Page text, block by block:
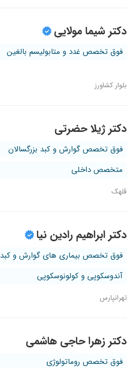
دکتر شیما مولایی
فوق تخصص غدد و متابولیسم بالغین
بلوار کشاورز
دکتر ژیلا حضرتی
فوق تخصص گوارش و کبد بزرگسالان
متخصص داخلی
قلهک
دکتر ابراهیم رادین نیا
فوق تخصص بیماری های گوارش و کبد
آندوسکوپی و کولونوسکوپی
تهرانپارس
دکتر زهرا حاجی هاشمی
فوق تخصص روماتولوژی